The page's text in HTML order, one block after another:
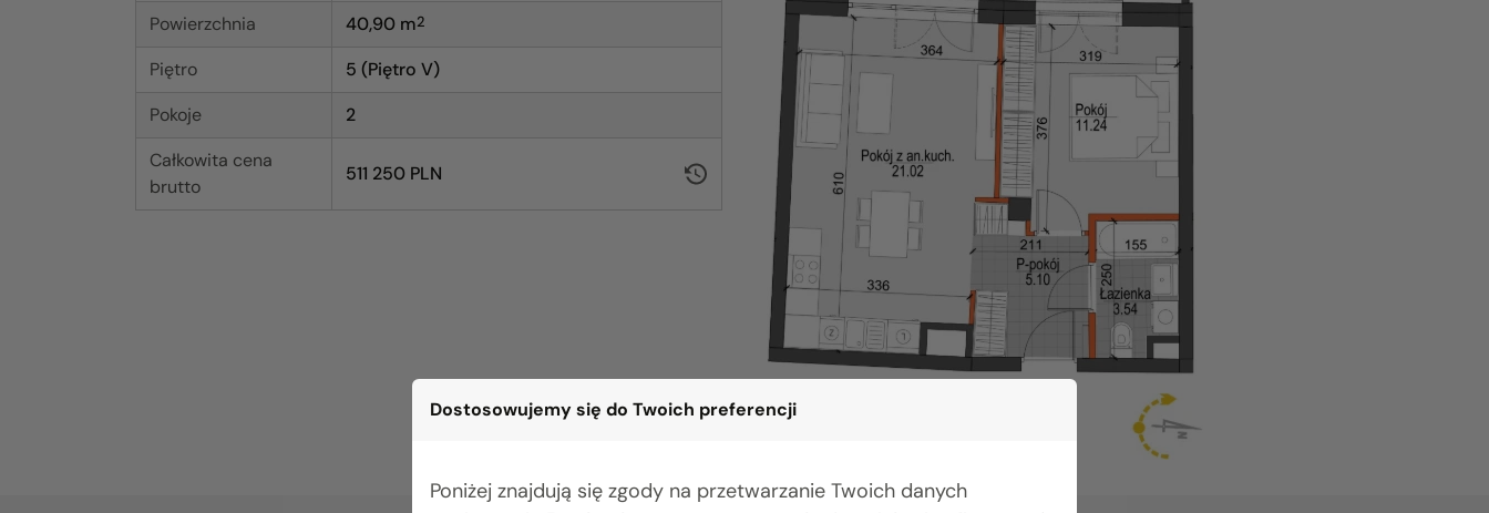
Dostosowujemy się do Twoich preferencji
Poniżej znajdują się zgody na przetwarzanie Twoich danych
Powierzchnia
40,90 m2
Piętro
5 (Piętro V)
Pokoje
2
Całkowita cena
brutto
511 250 PLN